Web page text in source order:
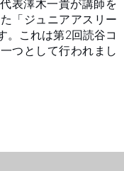
表澤木一貴が講師を
「ジュニアアスリー
。これは第2回読谷コ
つとして行われまし